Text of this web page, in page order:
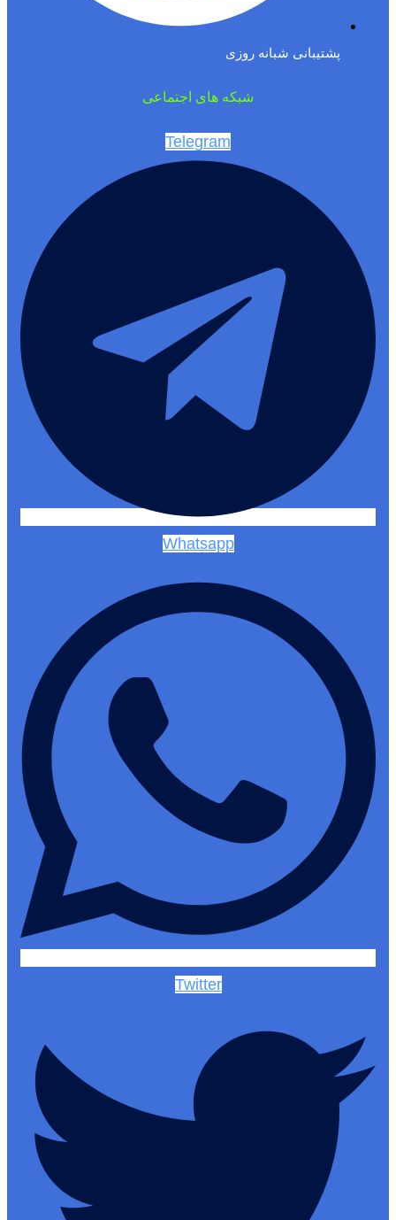
پشتیبانی شبانه روزی
شبکه های اجتماعی
Telegram
Whatsapp
Twitter